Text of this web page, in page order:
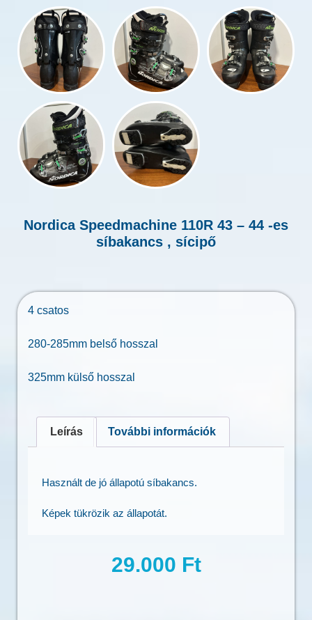
Nordica Speedmachine 110R 43 – 44 -es
síbakancs , sícipő
4 csatos
280-285mm belső hosszal
325mm külső hosszal
Leírás További információk
Használt de jó állapotú síbakancs.
Képek tükrözik az állapotát.
29.000 Ft